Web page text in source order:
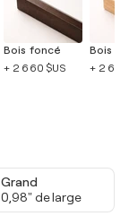
Bois foncé
+ 2 660 $US
Bois
+ 2
Grand
0,98" de large